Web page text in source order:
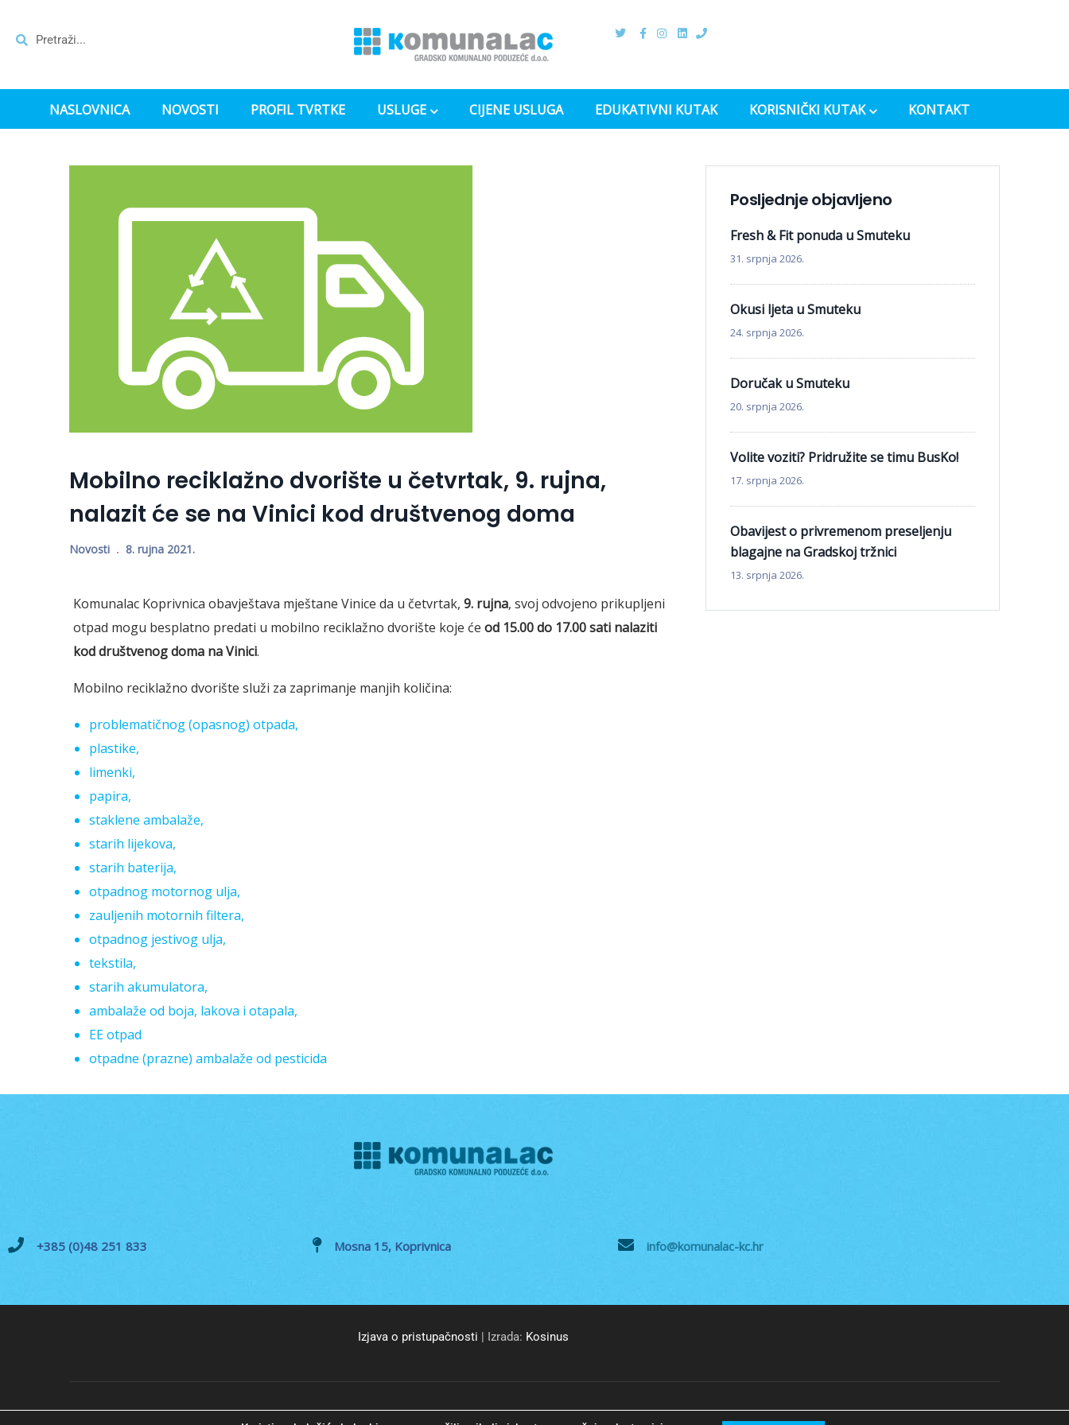
NASLOVNICA NOVOSTI PROFIL TVRTKE USLUGE CIJENE USLUGA EDUKATIVNI KUTAK KORISNIČKI KUTAK KONTAKT
Mobilno reciklažno dvorište u četvrtak, 9. rujna,
nalazit će se na Vinici kod društvenog doma
Novosti 8. rujna 2021.
Komunalac Koprivnica obavještava mještane Vinice da u četvrtak, 9. rujna, svoj odvojeno prikupljeni
otpad mogu besplatno predati u mobilno reciklažno dvorište koje će od 15.00 do 17.00 sati nalaziti
kod društvenog doma na Vinici.
Mobilno reciklažno dvorište služi za zaprimanje manjih količina:
problematičnog (opasnog) otpada,
plastike,
limenki,
papira,
staklene ambalaže,
starih lijekova,
starih baterija,
otpadnog motornog ulja,
zauljenih motornih filtera,
otpadnog jestivog ulja,
tekstila,
starih akumulatora,
ambalaže od boja, lakova i otapala,
EE otpad
otpadne (prazne) ambalaže od pesticida
Posljednje objavljeno
Fresh & Fit ponuda u Smuteku
31. srpnja 2026.
Okusi ljeta u Smuteku
24. srpnja 2026.
Doručak u Smuteku
20. srpnja 2026.
Volite voziti? Pridružite se timu BusKo!
17. srpnja 2026.
Obavijest o privremenom preseljenju
blagajne na Gradskoj tržnici
13. srpnja 2026.
+385 (0)48 251 833 Mosna 15, Koprivnica info@komunalac-kc.hr
Izjava o pristupačnosti | Izrada: Kosinus
© GKP Komunalac Koprivnica d.o.o. Sva prava pridržana.